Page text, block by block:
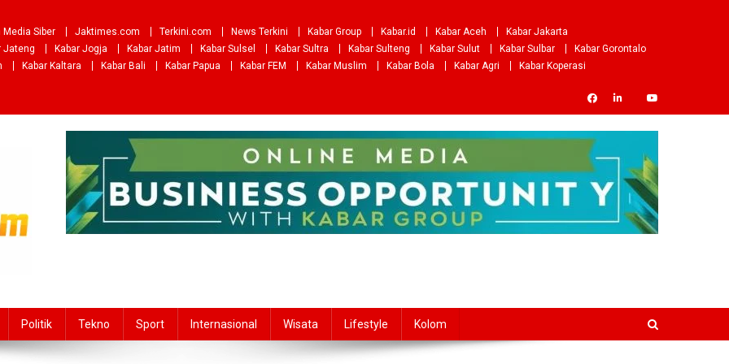
Media Siber Jaktimes.com Terkini.com News Terkini Kabar Group Kabar.id Kabar Aceh
Kabar Jakarta
Jateng Kabar Jogja Kabar Jatim Kabar Sulsel Kabar Sultra Kabar Sulteng Kabar Sulut Kabar Sulbar
Kabar Gorontalo
Kabar Kaltara Kabar Bali Kabar Papua Kabar FEM Kabar Muslim Kabar Bola Kabar Agri
Kabar Koperasi
Politik Tekno Sport Internasional Wisata Lifestyle Kolom